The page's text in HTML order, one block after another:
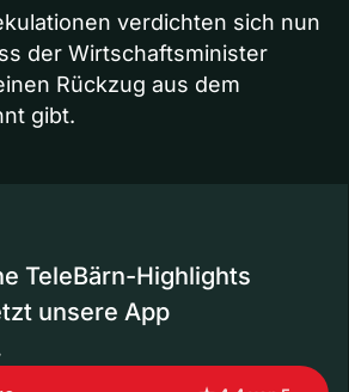
verdichten sich nun
der Wirtschaftsminister
Rückzug aus dem
gibt.
TeleBärn-Highlights
unsere App